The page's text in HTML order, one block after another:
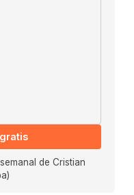
De Uso
de Cristian